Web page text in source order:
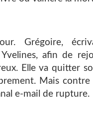
Grégoire,
afin de
Elle va quitter
Mais
e-mail de rupture.